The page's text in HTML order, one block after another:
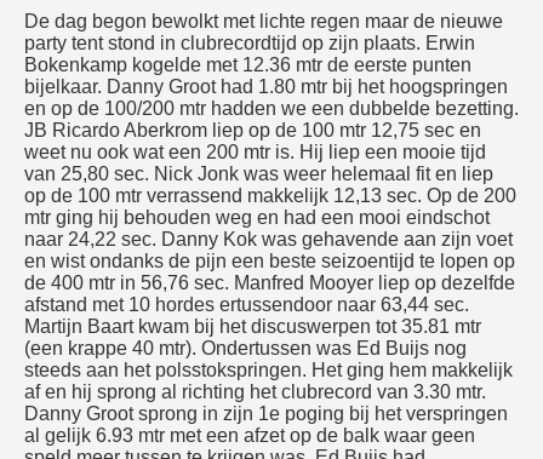
De dag begon bewolkt met lichte regen maar de nieuwe
party tent stond in clubrecordtijd op zijn plaats. Erwin
Bokenkamp kogelde met 12.36 mtr de eerste punten
bijelkaar. Danny Groot had 1.80 mtr bij het hoogspringen
en op de 100/200 mtr hadden we een dubbelde bezetting.
JB Ricardo Aberkrom liep op de 100 mtr 12,75 sec en
weet nu ook wat een 200 mtr is. Hij liep een mooie tijd
van 25,80 sec. Nick Jonk was weer helemaal fit en liep
op de 100 mtr verrassend makkelijk 12,13 sec. Op de 200
mtr ging hij behouden weg en had een mooi eindschot
naar 24,22 sec. Danny Kok was gehavende aan zijn voet
en wist ondanks de pijn een beste seizoentijd te lopen op
de 400 mtr in 56,76 sec. Manfred Mooyer liep op dezelfde
afstand met 10 hordes ertussendoor naar 63,44 sec.
Martijn Baart kwam bij het discuswerpen tot 35.81 mtr
(een krappe 40 mtr). Ondertussen was Ed Buijs nog
steeds aan het polsstokspringen. Het ging hem makkelijk
af en hij sprong al richting het clubrecord van 3.30 mtr.
Danny Groot sprong in zijn 1e poging bij het verspringen
al gelijk 6.93 mtr met een afzet op de balk waar geen